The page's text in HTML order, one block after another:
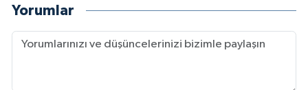
Yorumlar